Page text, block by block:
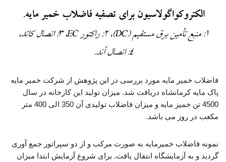
فاضلاب خمیر مایه مورد بررسی در این پژوهش از شرکت خمیر مایه
پاک مایه کرمانشاه دریافت شد. میزان تولید این کارخانه در سال
4500 تن خمیز مایه و میزان فاضلاب تولیدی آن 350 الی 400 متر
مکعب در روز می باشد.
نمونه فاضلاب خمیرمایه به صورت مرکب و از دو سپراتور جمع آوری
گردید و به آزمایشگاه انتقال یافت. برای شروع آزمایش ابتدا میزان